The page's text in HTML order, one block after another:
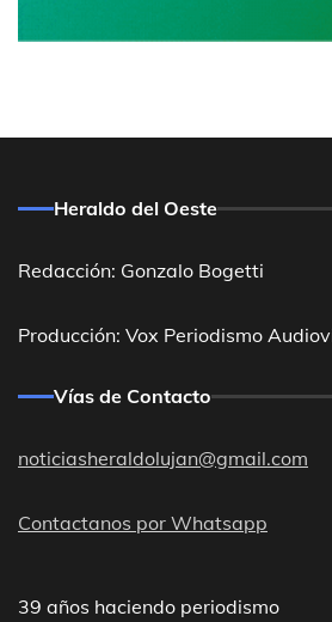
Heraldo del Oeste
Redacción: Gonzalo Bogetti
Producción: Vox Periodismo
Vías de Contacto
noticiasheraldolujan@gmail.com
Contactanos por Whatsapp
39 años haciendo periodismo